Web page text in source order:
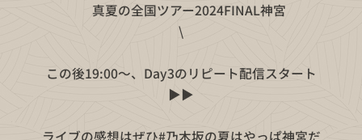
📣真夏の全国ツアー2024FINAL神宮
\
この後19:00〜、Day3のリピート配信スタート
▶️▶️